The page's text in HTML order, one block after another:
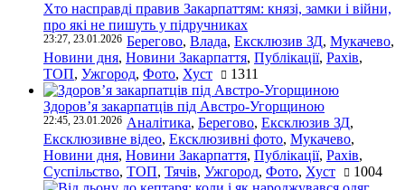
Хто насправді правив Закарпаттям: князі, замки і війни,
про які не пишуть у підручниках
23:27, 23.01.2026 Берегово, Влада, Ексклюзив ЗД, Мукачево,
Новини дня, Новини Закарпаття, Публікації, Рахів,
ТОП, Ужгород, Фото, Хуст 1311
Здоров’я закарпатців під Австро-Угорщиною
22:45, 23.01.2026 Аналітика, Берегово, Ексклюзив ЗД,
Ексклюзивне відео, Ексклюзивні фото, Мукачево,
Новини дня, Новини Закарпаття, Публікації, Рахів,
Суспільство, ТОП, Тячів, Ужгород, Фото, Хуст 1004